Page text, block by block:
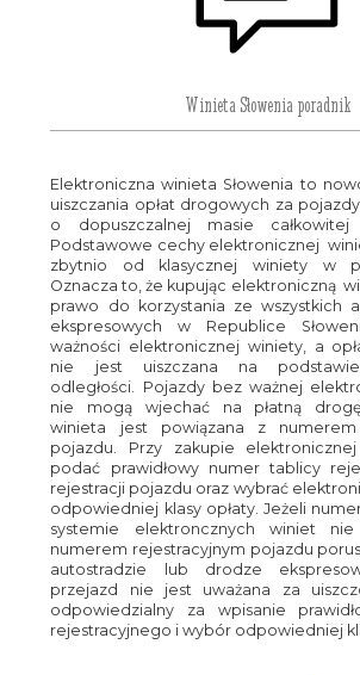
Winieta Słowenia poradnik
Elektroniczna winieta Słowenia to
uiszczania opłat drogowych za
o dopuszczalnej masie
Podstawowe cechy elektronicznej
zbytnio od klasycznej winiety w
Oznacza to, że kupując elektroniczną
prawo do korzystania ze wszystkich
ekspresowych w Republice
ważności elektronicznej winiety, a
nie jest uiszczana na
odległości. Pojazdy bez ważnej
nie mogą wjechać na płatną
winieta jest powiązana z numerem
pojazdu. Przy zakupie
podać prawidłowy numer tablicy
rejestracji pojazdu oraz wybrać
odpowiedniej klasy opłaty. Jeżeli
systemie elektroncznych winiet
numerem rejestracyjnym pojazdu
autostradzie lub drodze
przejazd nie jest uważana za
odpowiedzialny za wpisanie
rejestracyjnego i wybór odpowiedniej